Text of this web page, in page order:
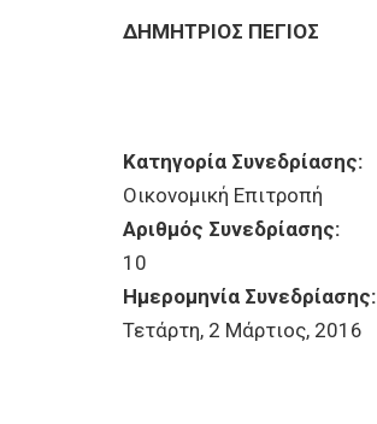
ΔΗΜΗΤΡΙΟΣ ΠΕΓΙΟΣ
Κατηγορία Συνεδρίασης:
Οικονομική Επιτροπή
Αριθμός Συνεδρίασης:
10
Ημερομηνία Συνεδρίασης:
Τετάρτη, 2 Μάρτιος, 2016